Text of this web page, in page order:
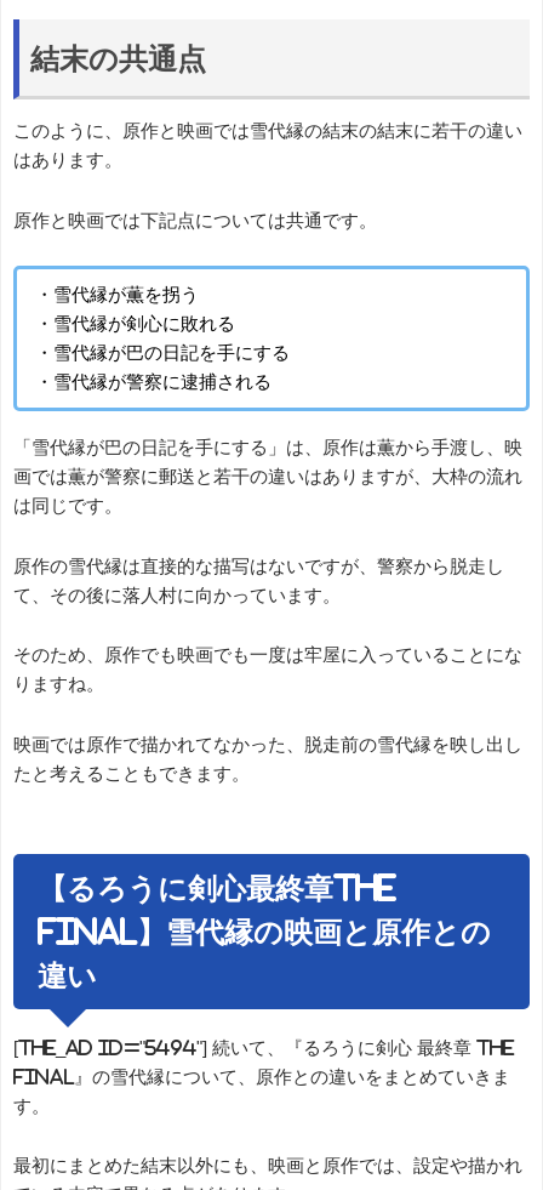
結末の共通点
このように、原作と映画では雪代縁の結末の結末に若干の違い
はあります。
原作と映画では下記点については共通です。
・雪代縁が薫を拐う
・雪代縁が剣心に敗れる
・雪代縁が巴の日記を手にする
・雪代縁が警察に逮捕される
「雪代縁が巴の日記を手にする」は、原作は薫から手渡し、映
画では薫が警察に郵送と若干の違いはありますが、大枠の流れ
は同じです。
原作の雪代縁は直接的な描写はないですが、警察から脱走し
て、その後に落人村に向かっています。
そのため、原作でも映画でも一度は牢屋に入っていることにな
りますね。
映画では原作で描かれてなかった、脱走前の雪代縁を映し出し
たと考えることもできます。
【るろうに剣心最終章The
Final】雪代縁の映画と原作との
違い
[the_ad id="5494"] 続いて、『るろうに剣心 最終章 The
Final』の雪代縁について、原作との違いをまとめていきま
す。
最初にまとめた結末以外にも、映画と原作では、設定や描かれ